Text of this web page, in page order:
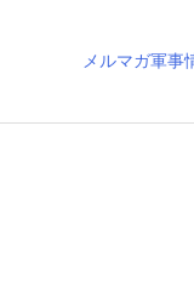
メルマガ軍事